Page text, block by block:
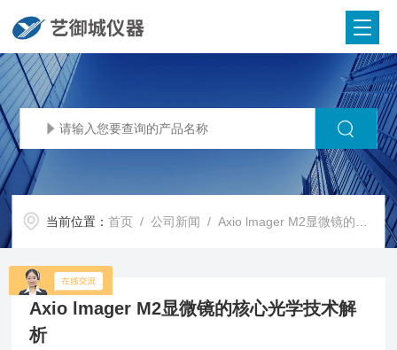
当前位置：首页 /公司新闻 / Axio lmager M2显微镜的核心光学技术解析​
Axio lmager M2显微镜的核心光学技术解
析​